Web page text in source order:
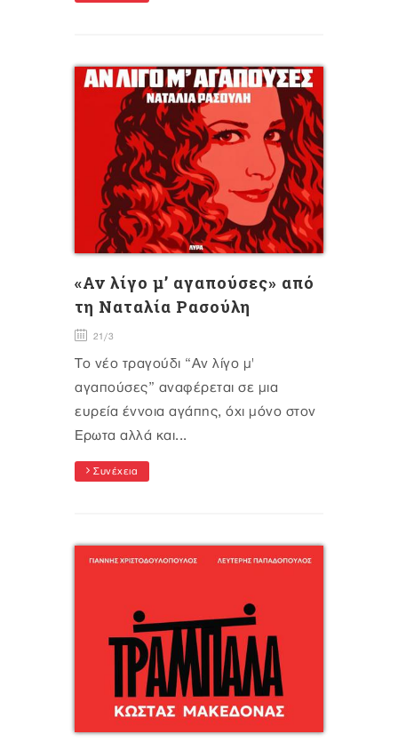
«Αν λίγο μ’ αγαπούσες» από
τη Ναταλία Ρασούλη
21/3
Το νέο τραγούδι “Αν λίγο μ'
αγαπούσες” αναφέρεται σε μια
ευρεία έννοια αγάπης, όχι μόνο στον
Έρωτα αλλά και...
Συνέχεια